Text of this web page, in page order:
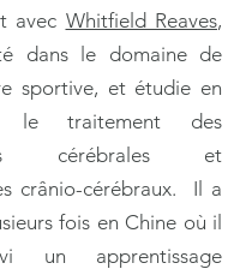
avec Whitfield Reaves,
dans le domaine de
sportive, et étudie en
le traitement des
cérébrales et
crânio-cérébraux. Il a
fois en Chine où il
un apprentissage